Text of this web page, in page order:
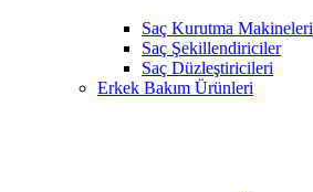
Saç Kurutma Makineleri
Saç Şekillendiriciler
Saç Düzleştiricileri
Erkek Bakım Ürünleri